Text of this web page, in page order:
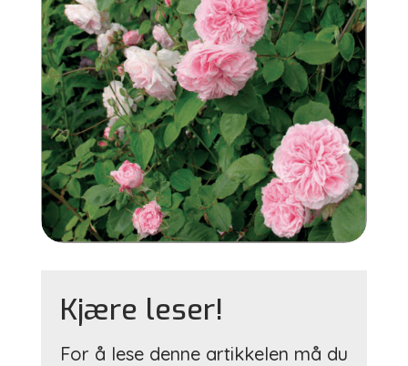
Kjære leser!
For å lese denne artikkelen må du